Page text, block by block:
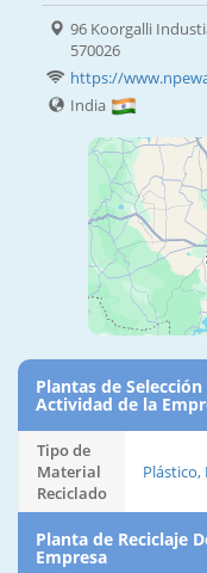
96 Koorgalli
570026
https://
India
Plantas de
Actividad de la
Tipo de
Material
Reciclado
Plástico,
Planta de Reciclaje
Empresa